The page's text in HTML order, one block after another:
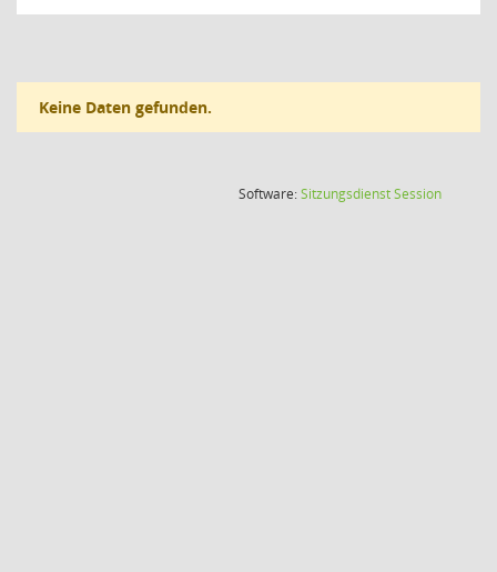
Keine Daten gefunden.
Software:SitzungsdienstSession(Wird in